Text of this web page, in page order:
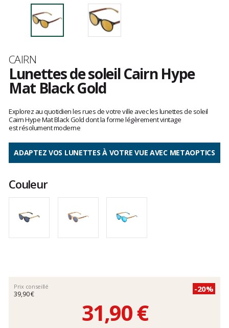
Marque
CAIRN
Lunettes de soleil Cairn Hype
Mat Black Gold
avis
clients
Explorez au quotidien les rues de votre ville avec les lunettes de soleil
Cairn Hype Mat Black Gold dont la forme légèrement vintage
est résolument moderne
ADAPTEZ VOS LUNETTES À VOTRE VUE AVEC METAOPTICS
Couleur
Prix conseillé
39,90 €
-20%
31,90 €